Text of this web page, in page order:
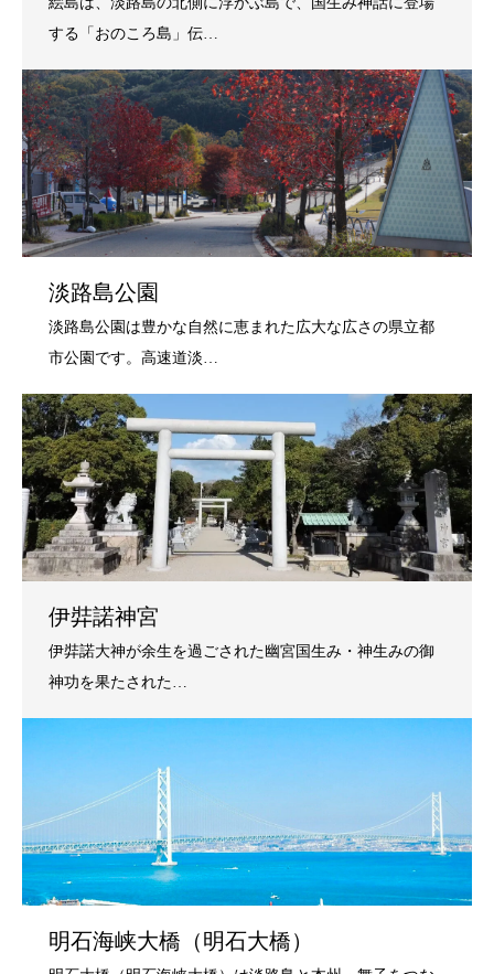
淡路島公園
伊弉諾神宮
明石海峡大橋（明石大橋）